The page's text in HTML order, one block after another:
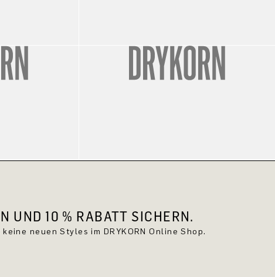
UND 10 % RABATT SICHERN.
neuen Styles im DRYKORN Online Shop.